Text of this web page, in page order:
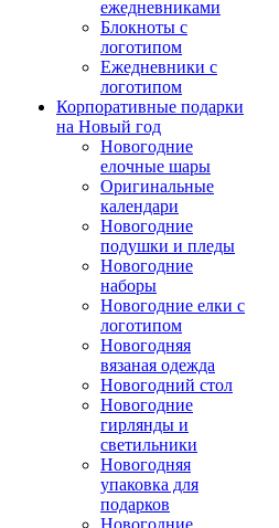
ежедневниками
Блокноты с
логотипом
Ежедневники с
логотипом
Корпоративные подарки
на Новый год
Новогодние
елочные шары
Оригинальные
календари
Новогодние
подушки и пледы
Новогодние
наборы
Новогодние елки с
логотипом
Новогодняя
вязаная одежда
Новогодний стол
Новогодние
гирлянды и
светильники
Новогодняя
упаковка для
подарков
Новогодние